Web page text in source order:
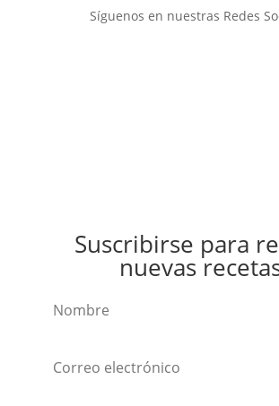
Síguenos en nuestras Redes
Suscribirse para
nuevas